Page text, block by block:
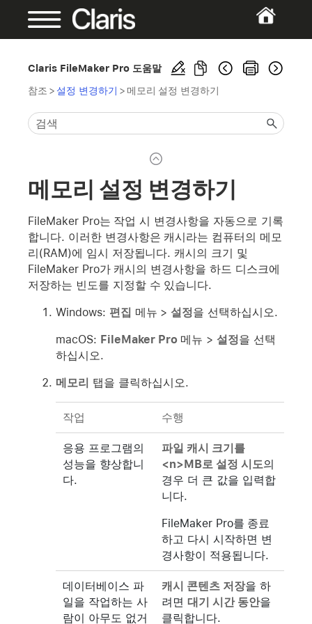
Claris FileMaker Pro 도움말
참조 > 설정 변경하기 >메모리 설정 변경하기
메모리 설정 변경하기
FileMaker Pro는 작업 시 변경사항을 자동으로 기록
합니다. 이러한 변경사항은 캐시라는 컴퓨터의 메모
리(RAM)에 임시 저장됩니다. 캐시의 크기 및
FileMaker Pro가 캐시의 변경사항을 하드 디스크에
저장하는 빈도를 지정할 수 있습니다.
Windows: 편집 메뉴 >설정을 선택하십시오.
macOS: FileMaker Pro 메뉴 >설정을 선택
하십시오.
메모리 탭을 클릭하십시오.
작업 수행
응용 프로그램의
성능을 향상합니
다.
파일 캐시 크기를
<n>MB로 설정 시도의
경우 더 큰 값을 입력합
니다.
FileMaker Pro를 종료
하고 다시 시작하면 변
경사항이 적용됩니다.
데이터베이스 파
일을 작업하는 사
람이 아무도 없거
캐시 콘텐츠 저장을 하
려면 대기 시간 동안을
클릭합니다.